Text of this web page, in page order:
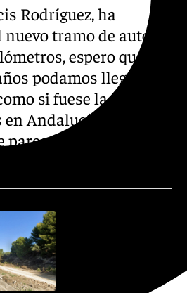
Rodríguez, ha
tramo de autovía
espero que en
podamos llegar a
si fuese la obra
Andalucía un tramo
una tomadura